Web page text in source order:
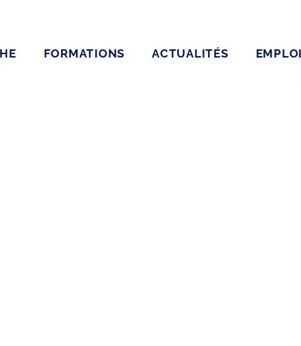
FORMATIONS ACTUALITÉS